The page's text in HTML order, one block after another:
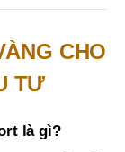
CHO
TƯ
là gì?